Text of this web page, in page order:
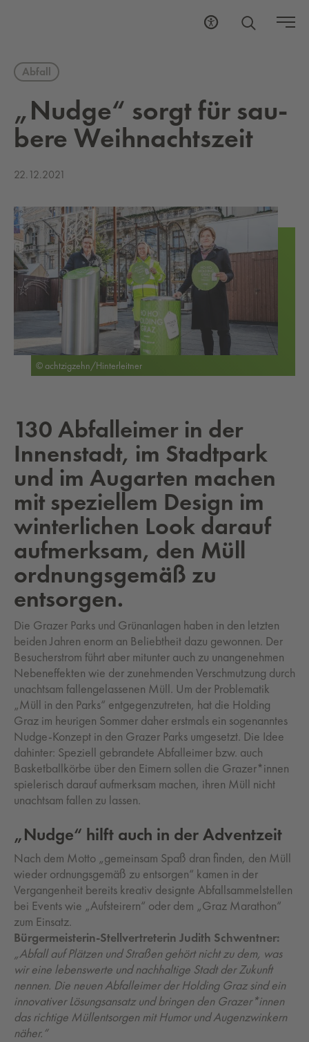
Abfall
„­Nud­ge“ sorgt für sau­
be­re Weih­nachts­zeit
22.12.2021
© achtzigzehn/Hinterleitner
130 Abfalleimer in der
Innenstadt, im Stadtpark
und im Augarten machen
mit speziellem Design im
winterlichen Look darauf
aufmerksam, den Müll
ordnungsgemäß zu
entsorgen.
Die Grazer Parks und Grünanlagen haben in den letzten
beiden Jahren enorm an Beliebtheit dazu gewonnen. Der
Besucherstrom führt aber mitunter auch zu unangenehmen
Nebeneffekten wie der zunehmenden Verschmutzung durch
unachtsam fallengelassenen Müll. Um der Problematik
„Müll in den Parks“ entgegenzutreten, hat die Holding
Graz im heurigen Sommer daher erstmals ein sogenanntes
Nudge-Konzept in den Grazer Parks umgesetzt. Die Idee
dahinter: Speziell gebrandete Abfalleimer bzw. auch
Basketballkörbe über den Eimern sollen die Grazer*innen
spielerisch darauf aufmerksam machen, ihren Müll nicht
unachtsam fallen zu lassen.
„Nudge“ hilft auch in der Adventzeit
Nach dem Motto „gemeinsam Spaß dran finden, den Müll
wieder ordnungsgemäß zu entsorgen“ kamen in der
Vergangenheit bereits kreativ designte Abfallsammelstellen
bei Events wie „Aufsteirern“ oder dem „Graz Marathon“
zum Einsatz.
Bürgermeisterin-Stellvertreterin Judith Schwentner:
„Abfall auf Plätzen und Straßen gehört nicht zu dem, was
wir eine lebenswerte und nachhaltige Stadt der Zukunft
nennen. Die neuen Abfalleimer der Holding Graz sind ein
innovativer Lösungsansatz und bringen den Grazer*innen
das richtige Müllentsorgen mit Humor und Augenzwinkern
näher.“